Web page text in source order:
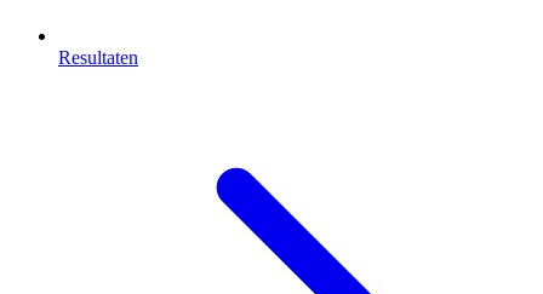
Resultaten